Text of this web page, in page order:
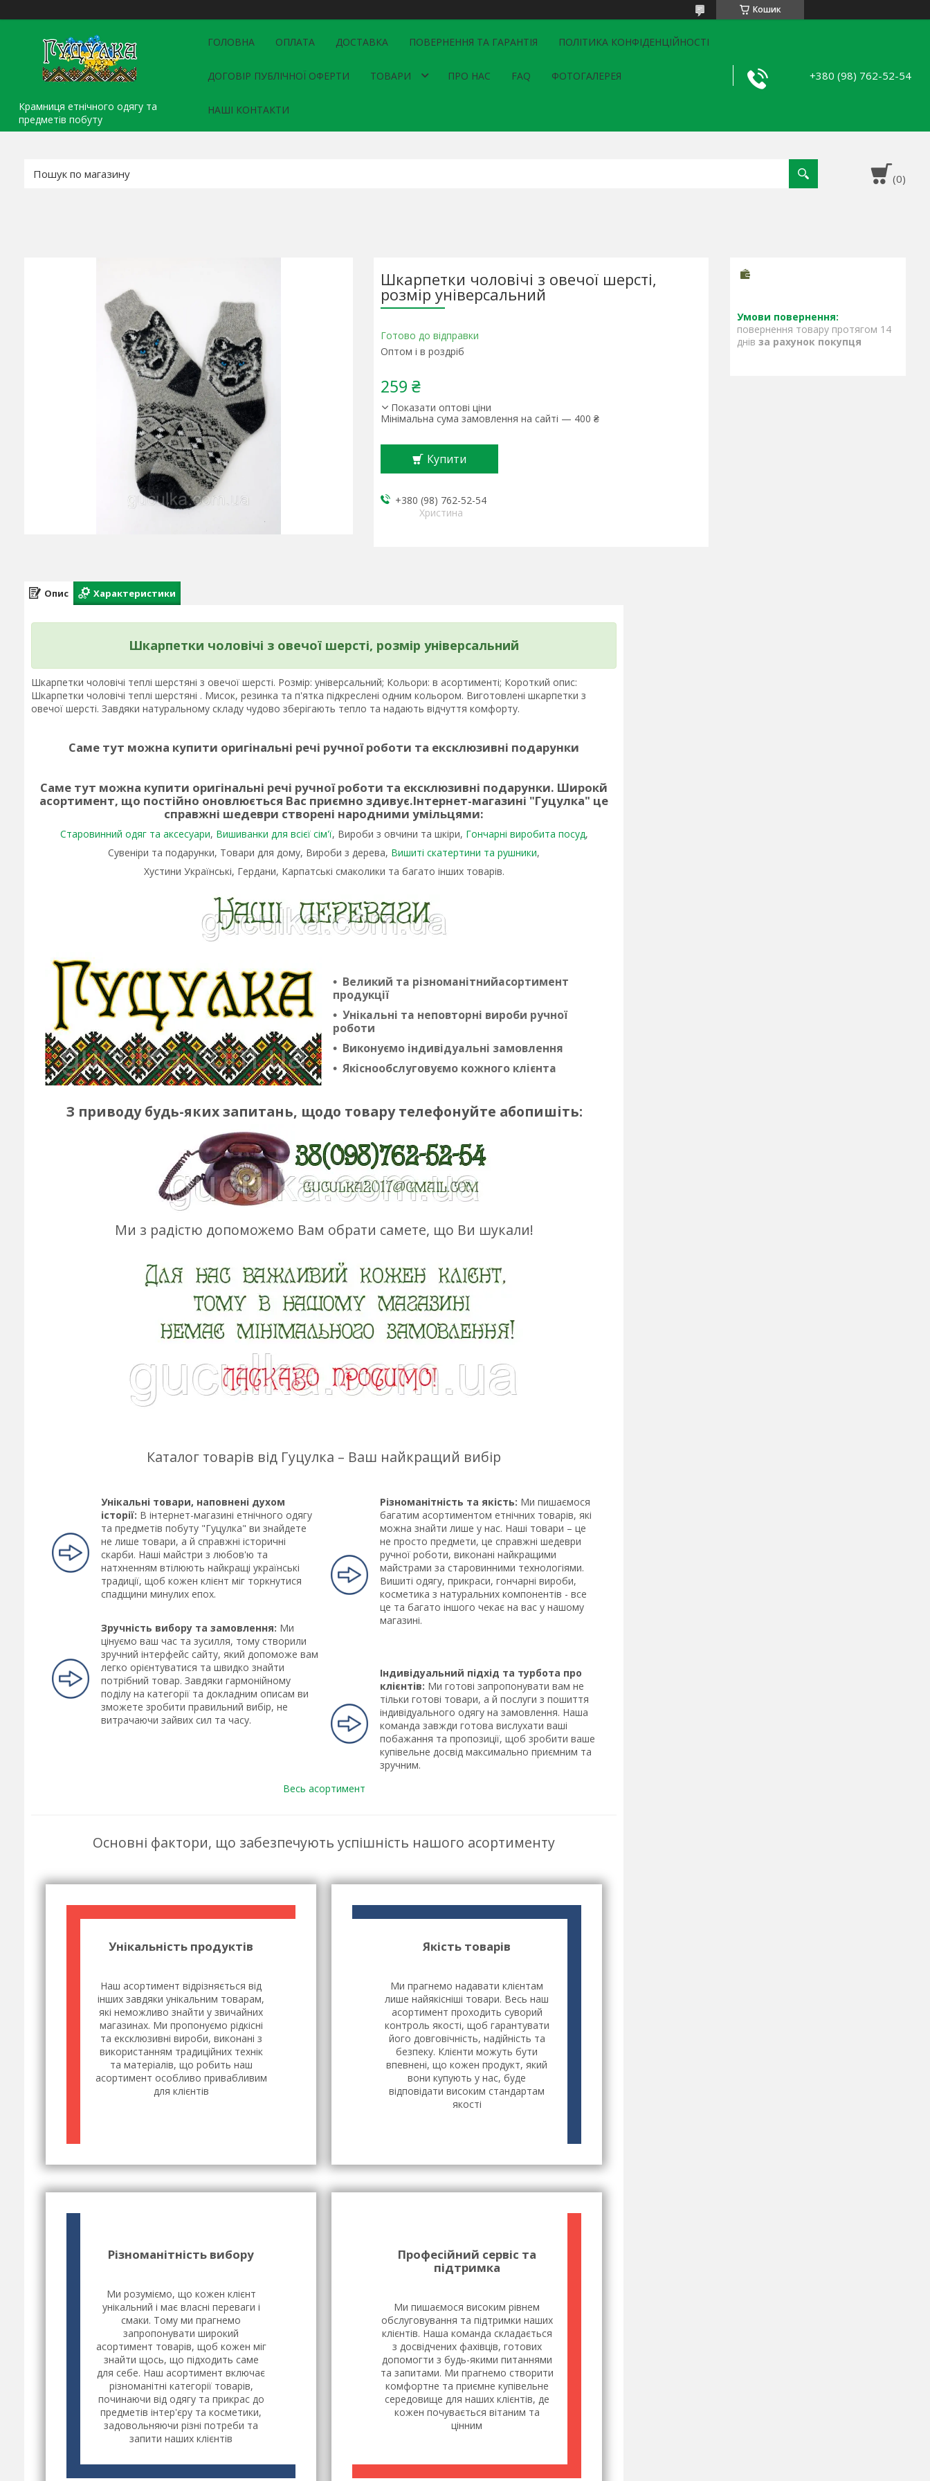
Кошик
Крамниця етнічного одягу та
предметів побуту
ГОЛОВНА ОПЛАТА ДОСТАВКА ПОВЕРНЕННЯ ТА ГАРАНТІЯ ПОЛІТИКА КОНФІДЕНЦІЙНОСТІ
ДОГОВІР ПУБЛІЧНОЇ ОФЕРТИ ТОВАРИ ПРО НАС FAQ ФОТОГАЛЕРЕЯ
НАШІ КОНТАКТИ
+380 (98) 762-52-54
Шкарпетки чоловічі з овечої шерсті,
розмір універсальний
Готово до відправки
Оптом і в роздріб
259 ₴
Показати оптові ціни
Мінімальна сума замовлення на сайті — 400 ₴
Купити
+380 (98) 762-52-54
Христина
повернення товару протягом 14
днів за рахунок покупця
Опис Характеристики
Шкарпетки чоловічі з овечої шерсті, розмір універсальний
Шкарпетки чоловічі теплі шерстяні з овечої шерсті. Розмір: універсальний; Кольори: в асортименті; Короткий опис:
Шкарпетки чоловічі теплі шерстяні . Мисок, резинка та п'ятка підкреслені одним кольором. Виготовлені шкарпетки з
овечої шерсті. Завдяки натуральному складу чудово зберігають тепло та надають відчуття комфорту.
Саме тут можна купити оригінальні речі ручної роботи та ексклюзивні подарунки
Саме тут можна купити оригінальні речі ручної роботи та ексклюзивні подарунки. Широкй
асортимент, що постійно оновлюється Вас приємно здивує.Інтернет-магазині "Гуцулка" це
справжні шедеври створені народними умільцями:
Старовинний одяг та аксесуари, Вишиванки для всієї сім'ї, Вироби з овчини та шкіри, Гончарні виробита посуд,
Сувеніри та подарунки, Товари для дому, Вироби з дерева, Вишиті скатертини та рушники,
Хустини Українські, Гердани, Карпатські смаколики та багато інших товарів.
Великий та різноманітнийасортимент
продукції
Унікальні та неповторні вироби ручної
роботи
Виконуємо індивідуальні замовлення
Якіснообслуговуємо кожного клієнта
З приводу будь-яких запитань, щодо товару телефонуйте абопишіть:
Ми з радістю допоможемо Вам обрати самете, що Ви шукали!
Каталог товарів від Гуцулка – Ваш найкращий вибір
Унікальні товари, наповнені духом
історії: В інтернет-магазині етнічного одягу
та предметів побуту "Гуцулка" ви знайдете
не лише товари, а й справжні історичні
скарби. Наші майстри з любов'ю та
натхненням втілюють найкращі українські
традиції, щоб кожен клієнт міг торкнутися
спадщини минулих епох.
Зручність вибору та замовлення: Ми
цінуємо ваш час та зусилля, тому створили
зручний інтерфейс сайту, який допоможе вам
легко орієнтуватися та швидко знайти
потрібний товар. Завдяки гармонійному
поділу на категорії та докладним описам ви
зможете зробити правильний вибір, не
витрачаючи зайвих сил та часу.
Різноманітність та якість: Ми пишаємося
багатим асортиментом етнічних товарів, які
можна знайти лише у нас. Наші товари – це
не просто предмети, це справжні шедеври
ручної роботи, виконані найкращими
майстрами за старовинними технологіями.
Вишиті одягу, прикраси, гончарні вироби,
косметика з натуральних компонентів - все
це та багато іншого чекає на вас у нашому
магазині.
Індивідуальний підхід та турбота про
клієнтів: Ми готові запропонувати вам не
тільки готові товари, а й послуги з пошиття
індивідуального одягу на замовлення. Наша
команда завжди готова вислухати ваші
побажання та пропозиції, щоб зробити ваше
купівельне досвід максимально приємним та
зручним.
Весь асортимент
Основні фактори, що забезпечують успішність нашого асортименту
Унікальність продуктів
Наш асортимент відрізняється від
інших завдяки унікальним товарам,
які неможливо знайти у звичайних
магазинах. Ми пропонуємо рідкісні
та ексклюзивні вироби, виконані з
використанням традиційних технік
та матеріалів, що робить наш
асортимент особливо привабливим
для клієнтів
Якість товарів
Ми прагнемо надавати клієнтам
лише найякісніші товари. Весь наш
асортимент проходить суворий
контроль якості, щоб гарантувати
його довговічність, надійність та
безпеку. Клієнти можуть бути
впевнені, що кожен продукт, який
вони купують у нас, буде
відповідати високим стандартам
якості
Різноманітність вибору
Ми розуміємо, що кожен клієнт
унікальний і має власні переваги і
смаки. Тому ми прагнемо
запропонувати широкий
асортимент товарів, щоб кожен міг
знайти щось, що підходить саме
для себе. Наш асортимент включає
різноманітні категорії товарів,
починаючи від одягу та прикрас до
предметів інтер'єру та косметики,
задовольняючи різні потреби та
запити наших клієнтів
Професійний сервіс та
підтримка
Ми пишаємося високим рівнем
обслуговування та підтримки наших
клієнтів. Наша команда складається
з досвідчених фахівців, готових
допомогти з будь-якими питаннями
та запитами. Ми прагнемо створити
комфортне та приємне купівельне
середовище для наших клієнтів, де
кожен почувається вітаним та
цінним